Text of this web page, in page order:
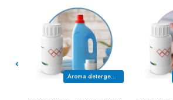
Aroma detergente azul